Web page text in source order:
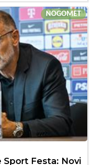
NOGOMET
Sport Festa: Novi